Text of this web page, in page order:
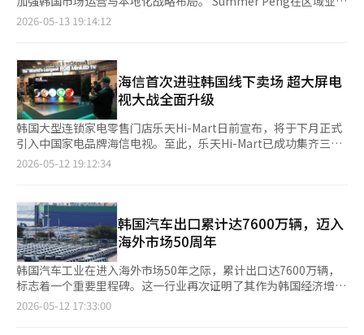
官，拍照点也很多”，“这不仅仅是简单的销售宣传，而是提前体
辑。
短三年内在全国开设了172家门店。※ 本报道经人工智能（AI）系
统翻译与编辑。
IMMERSIVE JOURNEY）”。 HYBE相关负责人表示：“该使命蕴
含着通过艺人、内容及多样化服务，为用户提供前所未有的沉浸式
不断变化的时代，持续创造全新体验的意志。” 新愿景则为“基
于音乐与技术的全球娱乐生活方式平台公司（GLOBAL
ENTERTAINMENT LIFESTYLE PLATFORM COMPANY BASED
ON MUSIC AND TECHNOLOGY）”。HYBE表示，该愿景体现了
公司以世界级音乐与内容为基础，通过平台连接并扩展用户体验，
进一步推动以粉丝为中心的娱乐生活方式进化的发展方向。HYBE
还介绍称，公司致力于成长为以音乐与技术为核心的娱乐生活方式
平台企业，与此前愿景相比，此次新增并明确提出了“技术
HYBE于2024年8月发布新增长战略“HYBE 2.0”后的延续举措。
HYBE前身为2005年成立的Big Hit Entertainment。随着BTS成
长为全球顶级艺人，公司规模迅速扩大。此后，HYBE于2020年10
月成功登陆韩国综合股价指数（KOSPI）市场，成为韩国娱乐行业
首家上市企业，并于2024年成为韩国演艺经纪公司中首个被指定
为需公示企业集团（大型企业集团）的企业。
管理、渠道运营以及全球跨境电商领域拥有丰富从业经验，长期以
品牌高端化定位以及跨境电商业务拓展等方面取得显著成果，进一
步增强了小米在国际市场中的竞争力。 在加入小米前， Summer
Peng还曾在华为、创维、OPPO等全球IT企业担任多个核心职
位，负责产品运营及制定消费者战略等，积累了深厚的行业经验。
小米韩国方面表示，此次人事调整是集团应对快速变化的全球商业
环境、进一步提升韩国市场运营效率的重要举措。未来，小米将持
续加强产品竞争力与渠道运营能力，并深化与韩国消费者及合作伙
伴之间的协作关系。 小米韩国近来持续扩大产品阵容，先后在韩
品，以及REDMI Pad 2 9.7、Xiaomi Pad 8、REDMI Buds 8 Pro、
Xiaomi Watch 5等多款AIoT智能生态设备，持续丰富本地产品矩
阵。 小米韩国目前已通过官方线上商城、Naver品牌馆及
Coupang等主流电商平台构建销售网络，并在韩国运营8家线下门
店，持续扩大线上线下零售体系。
2026-05-13 19:14:12
海信首次进驻韩国线下卖场 超大屏电
视大战全面升级
韩国大型连锁家电零售门店乐天Hi-Mart日前宣布，将于下月正式
引入中国家电品牌海信电视。至此，乐天Hi-Mart已成功集齐三星
电子、LG电子、TCL与海信等全球电视销量四强。 此前，海信在
有机会在实体店直接体验和购买海信电视。 业内分析称，乐天Hi-
Mart此举是品牌结构革新战略的重要一步。在高端市场，乐天Hi-
Mart将继续聚焦三星电子和LG电子。而在中低价位及高性价比产
品线方面，则通过自有品牌PLUX、加上TCL与海信两大全球品牌
进行多元化布局，扩大消费者的选择空间。 尽管在技术实力方
面，海信仍被认为与三星和LG存在一定差距，但凭借出色的性价
比，在超大屏电视市场中展现出强劲竞争力。根据市场调研机构
Omdia的数据，去年在100英寸及以上电视市场中，海信以57.1%
2026-05-12 19:12:34
韩国汽车出口累计达7600万辆，迈入
海外市场50周年
韩国汽车工业在进入海外市场50年之际，累计出口达7600万辆，
标志着一个重要里程碑。这一行业再次证明了其作为韩国经济增长
核心支柱的地位。 根据韩国汽车移动产业协会（KAMA）的数据，
2026-05-12 17:33:00